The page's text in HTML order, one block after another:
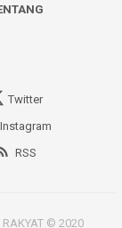
Twitter
Instagram
RSS
© 2020